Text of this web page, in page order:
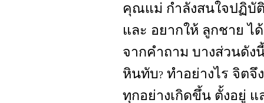
คุณแม่ กำลังสนใจปฏิบั
และ อยากให้ ลูกชาย
จากคำถาม บางส่วนดัง
หินทับ? ทำอย่างไร จิตจึ
ทุกอย่างเกิดขึ้น ตั้งอยู่